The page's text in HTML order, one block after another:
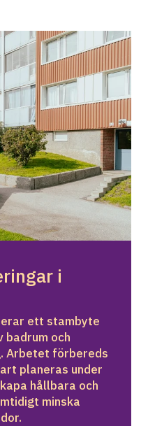
i
ett stambyte
badrum och
Arbetet förbereds
planeras under
hållbara och
minska